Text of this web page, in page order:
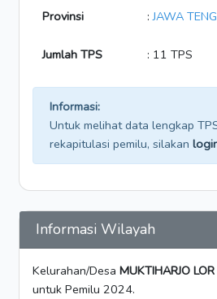
Provinsi :JAWA
Jumlah TPS : 11 TPS
Informasi:
Untuk melihat data lengkap
rekapitulasi pemilu, silakan
Informasi Wilayah
Kelurahan/Desa MUKTIHARJO LOR
untuk Pemilu 2024.